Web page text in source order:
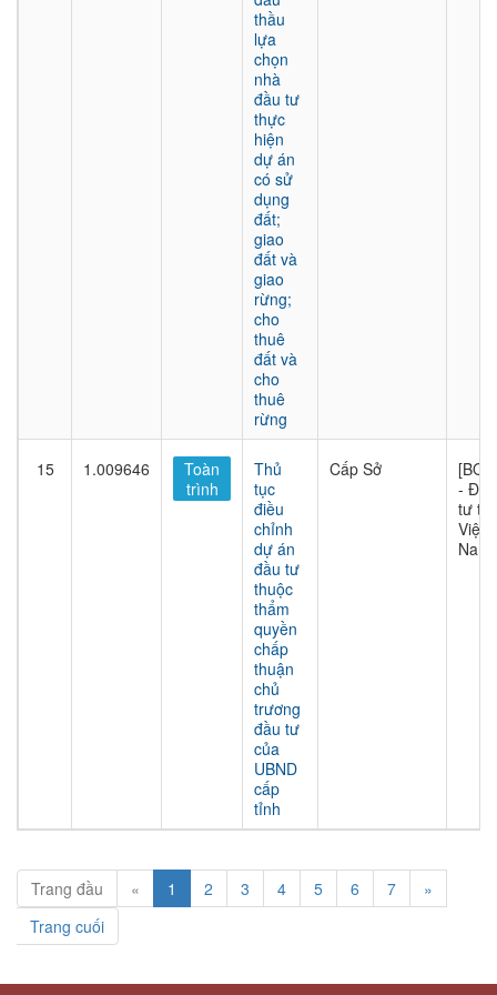
thầu
lựa
chọn
nhà
đầu tư
thực
hiện
dự án
có sử
dụng
đất;
giao
đất và
giao
rừng;
cho
thuê
đất và
cho
thuê
rừng
15 1.009646
Toàn
trình
Thủ
tục
điều
chỉnh
dự án
đầu tư
thuộc
thẩm
quyền
chấp
thuận
chủ
trương
đầu tư
của
UBND
cấp
tỉnh
Cấp Sở
[BQL]
- Đầu
tư tại
Việt
Nam
Trang đầu « 1 2 3 4 5 6 7
»
Trang cuối